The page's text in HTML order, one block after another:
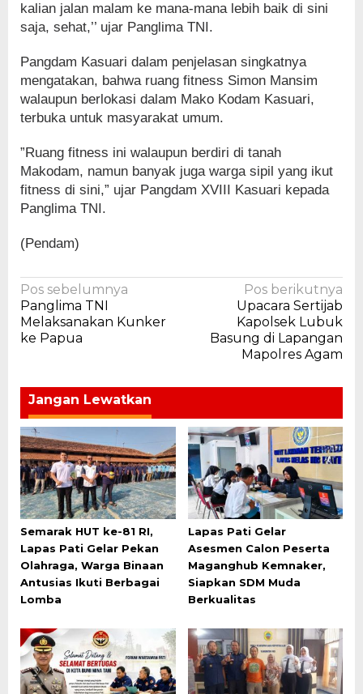
kalian jalan malam ke mana-mana lebih baik di sini
saja, sehat,’’ ujar Panglima TNI.
Pangdam Kasuari dalam penjelasan singkatnya
mengatakan, bahwa ruang fitness Simon Mansim
walaupun berlokasi dalam Mako Kodam Kasuari,
terbuka untuk masyarakat umum.
”Ruang fitness ini walaupun berdiri di tanah
Makodam, namun banyak juga warga sipil yang ikut
fitness di sini,” ujar Pangdam XVIII Kasuari kepada
Panglima TNI.
(Pendam)
Navigasi
pos
Pos sebelumnya
Panglima TNI
Melaksanakan Kunker
ke Papua
Pos berikutnya
Upacara Sertijab
Kapolsek Lubuk
Basung di Lapangan
Mapolres Agam
Jangan Lewatkan
Semarak HUT ke-81 RI,
Lapas Pati Gelar Pekan
Olahraga, Warga Binaan
Antusias Ikuti Berbagai
Lomba
Lapas Pati Gelar
Asesmen Calon Peserta
Maganghub Kemnaker,
Siapkan SDM Muda
Berkualitas